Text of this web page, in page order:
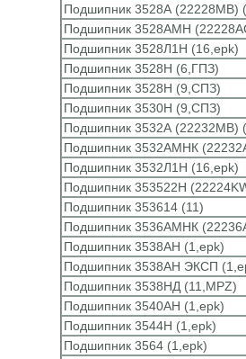
Подшипник 3528А (22228MB)
Подшипник 3528АМН
Подшипник 3528Л1Н (16,epk)
Подшипник 3528Н (6,ГПЗ)
Подшипник 3528Н (9,СПЗ)
Подшипник 3530Н (9,СПЗ)
Подшипник 3532А (22232MB)
Подшипник 3532АМНК
Подшипник 3532Л1Н (16,epk)
Подшипник 353522Н
Подшипник 353614 (11)
Подшипник 3536АМНК
Подшипник 3538АН (1,epk)
Подшипник 3538АН ЭКСП
Подшипник 3538НД (11,MPZ)
Подшипник 3540АН (1,epk)
Подшипник 3544Н (1,epk)
Подшипник 3564 (1,epk)